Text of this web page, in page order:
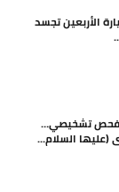
الأربعين تجسد
وفحص تشخيصي…
السلام...